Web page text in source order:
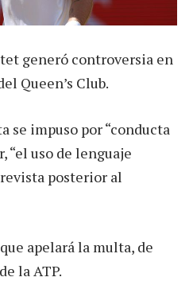
generó controversia en
Queen’s Club.
se impuso por “conducta
“el uso de lenguaje
posterior al
apelará la multa, de
la ATP.